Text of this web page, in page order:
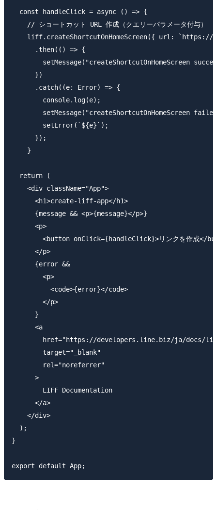
  const handleClick = async () => {
    // ショートカット URL 作成（クエリーパラメータ付与）
liff.createShortcutOnHomeScreen({ url:
      .then(() => {
setMessage("createShortcutOnHomeScreen
      })
      .catch((e: Error) => {
        console.log(e);
setMessage("createShortcutOnHomeScreen
        setError(`${e}`);
      });
    }
  return (
    <div className="App">
      <h1>create-liff-app</h1>
      {message && <p>{message}</p>}
      <p>
<button onClick={handleClick}>リンクを作成</
      </p>
      {error &&
        <p>
          <code>{error}</code>
        </p>
      }
      <a
href="https://developers.line.biz/ja/docs/
        target="_blank"
        rel="noreferrer"
      >
        LIFF Documentation
      </a>
    </div>
  );
}